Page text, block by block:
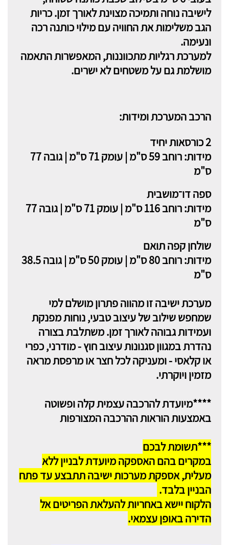
לישיבה נוחה ותמיכה מצוינת לאורך זמן. כריות
הגב משלימות את החוויה עם מילוי כותנה רכה
ונעימה.
למערכת רגליות מתכווננות, המאפשרות התאמה
מושלמת גם על משטחים לא ישרים.
הרכב המערכת ומידות:
2 כורסאות יחיד
מידות: רוחב 59 ס"מ | עומק 71 ס"מ | גובה 77
ס"מ
ספה דו־מושבית
מידות: רוחב 116 ס"מ | עומק 71 ס"מ | גובה 77
ס"מ
שולחן קפה תואם
מידות: רוחב 80 ס"מ | עומק 50 ס"מ | גובה 38.5
ס"מ
מערכת ישיבה זו מהווה פתרון מושלם למי
שמחפש שילוב של עיצוב טבעי, נוחות מפנקת
ועמידות גבוהה לאורך זמן. משתלבת בצורה
נהדרת במגוון סגנונות עיצוב חוץ - מודרני, כפרי
או קלאסי - ומעניקה לכל חצר או מרפסת מראה
מזמין ויוקרתי.
****מיועדת להרכבה עצמית קלה ופשוטה
באמצעות הוראות ההרכבה המצורפות
***תשומת לבכם
במקרים בהם האספקה מיועדת לבניין ללא
מעלית, אספקת מערכות ישיבה תתבצע עד פתח
הבניין בלבד.
הלקוח יישא באחריות להעלאת הפריטים אל
הדירה באופן עצמאי.